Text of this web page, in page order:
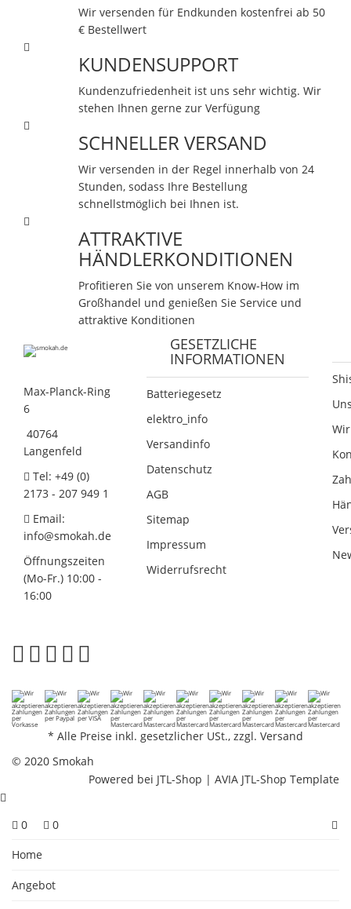
Wir versenden für Endkunden kostenfrei ab 50
€ Bestellwert
KUNDENSUPPORT
Kundenzufriedenheit ist uns sehr wichtig. Wir
stehen Ihnen gerne zur Verfügung
SCHNELLER VERSAND
Wir versenden in der Regel innerhalb von 24
Stunden, sodass Ihre Bestellung
schnellstmöglich bei Ihnen ist.
ATTRAKTIVE
HÄNDLERKONDITIONEN
Profitieren Sie von unserem Know-How im
Großhandel und genießen Sie Service und
attraktive Konditionen
Max-Planck-Ring
6
40764
Langenfeld
Tel: +49 (0)
2173 - 207 949 1
Email:
info@smokah.de
Öffnungszeiten
(Mo-Fr.) 10:00 -
16:00
GESETZLICHE
INFORMATIONEN
Batteriegesetz
elektro_info
Versandinfo
Datenschutz
AGB
Sitemap
Impressum
Widerrufsrecht
* Alle Preise inkl. gesetzlicher USt., zzgl. Versand
© 2020 Smokah
Powered bei JTL-Shop | AVIA JTL-Shop Template
0 0
Home
Angebot